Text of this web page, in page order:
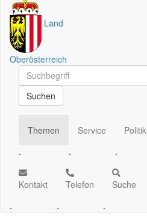
Land
Oberösterreich
Schnellsuche
Schnellsuche
Suchen
Themen
.
Service
.
Politik
.
Kontakt
.
Telefon
.
Suche
.